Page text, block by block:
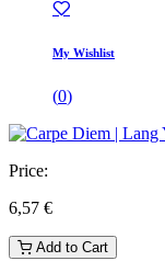
My Wishlist
(0)
Price:
6,57 €
Add to Cart